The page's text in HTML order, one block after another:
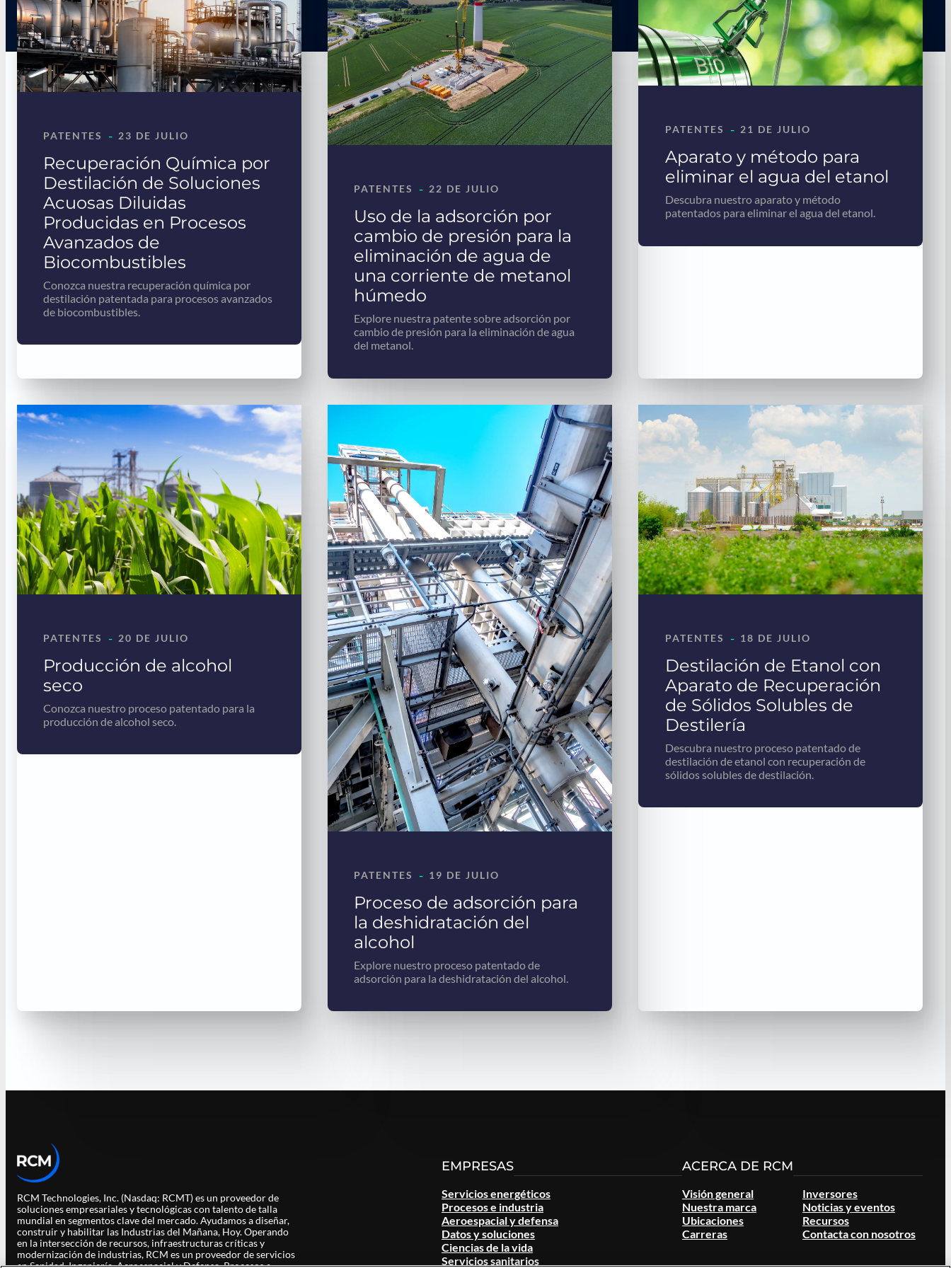
Recuperación Química por
Destilación de Soluciones
Acuosas Diluidas
Producidas en Procesos
Avanzados de
Biocombustibles
PATENTES - 23 DE JULIO
Conozca nuestra recuperación química por
destilación patentada para procesos avanzados
de biocombustibles.
Uso de la adsorción por
cambio de presión para la
eliminación de agua de
una corriente de metanol
húmedo
PATENTES - 22 DE JULIO
Explore nuestra patente sobre adsorción por
cambio de presión para la eliminación de agua
del metanol.
Aparato y método para
eliminar el agua del etanol
PATENTES - 21 DE JULIO
Descubra nuestro aparato y método
patentados para eliminar el agua del etanol.
Producción de alcohol
seco
PATENTES - 20 DE JULIO
Conozca nuestro proceso patentado para la
producción de alcohol seco.
Proceso de adsorción para
la deshidratación del
alcohol
PATENTES - 19 DE JULIO
Explore nuestro proceso patentado de
adsorción para la deshidratación del alcohol.
Destilación de Etanol con
Aparato de Recuperación
de Sólidos Solubles de
Destilería
PATENTES - 18 DE JULIO
Descubra nuestro proceso patentado de
destilación de etanol con recuperación de
sólidos solubles de destilación.
RCM Technologies, Inc. (Nasdaq: RCMT) es un proveedor de
soluciones empresariales y tecnológicas con talento de talla
mundial en segmentos clave del mercado. Ayudamos a diseñar,
construir y habilitar las Industrias del Mañana, Hoy. Operando
en la intersección de recursos, infraestructuras críticas y
modernización de industrias, RCM es un proveedor de servicios
en Sanidad, Ingeniería, Aeroespacial y Defensa, Procesos e
EMPRESAS
Servicios energéticos
Procesos e industria
Aeroespacial y defensa
Datos y soluciones
Ciencias de la vida
Servicios sanitarios
ACERCA DE RCM
Visión general
Nuestra marca
Ubicaciones
Carreras
Inversores
Noticias y eventos
Recursos
Contacta con nosotros